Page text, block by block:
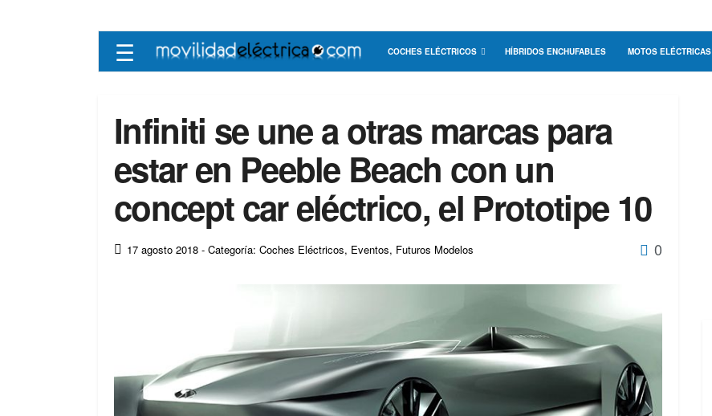
☰ COCHES ELÉCTRICOS HÍBRIDOS ENCHUFABLES MOTOS ELÉCTRICAS
Infiniti se une a otras marcas para
estar en Peeble Beach con un
concept car eléctrico, el Prototipe 10
17 agosto 2018 - Categoría: Coches Eléctricos, Eventos, Futuros Modelos 0